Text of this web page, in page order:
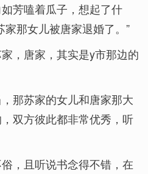
芳嗑着瓜子，想起了什
那女儿被唐家退婚了。”
，唐家，其实是y市那边的
那苏家的女儿和唐家那大
双方彼此都非常优秀，听
，且听说书念得不错，在